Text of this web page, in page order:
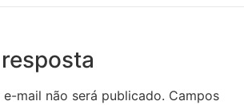
mail não será publicado. Campos